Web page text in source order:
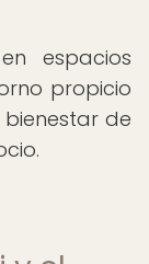
espacios
propicio
de